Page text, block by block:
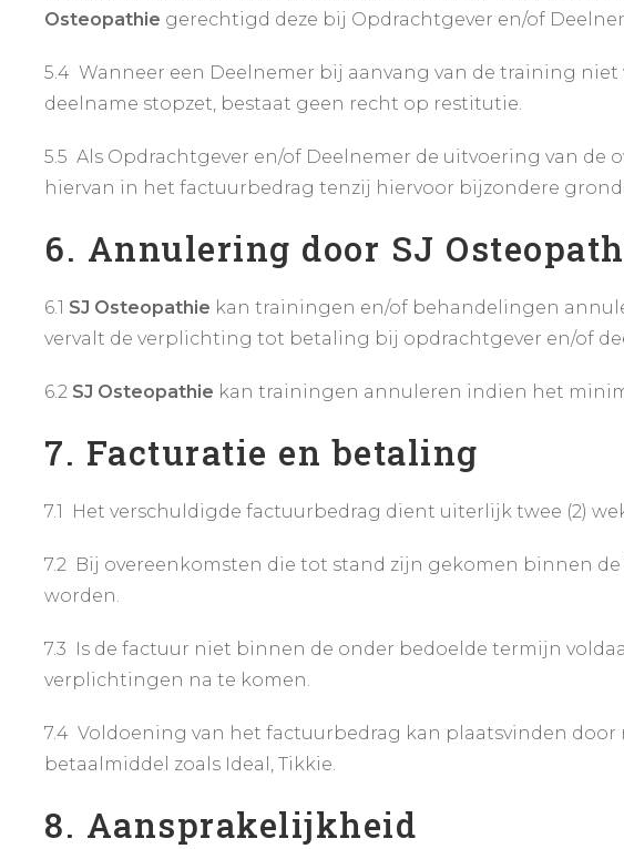
Osteopathie gerechtigd deze bij Opdrachtgever en/of
5.4 Wanneer een Deelnemer bij aanvang van de training
deelname stopzet, bestaat geen recht op restitutie.
5.5 Als Opdrachtgever en/of Deelnemer de uitvoering van
hiervan in het factuurbedrag tenzij hiervoor bijzondere
6. Annulering door SJ
6.1 SJ Osteopathie kan trainingen en/of behandelingen
vervalt de verplichting tot betaling bij opdrachtgever en/of
6.2 SJ Osteopathie kan trainingen annuleren indien het
7. Facturatie en betaling
7.1 Het verschuldigde factuurbedrag dient uiterlijk twee (2)
7.2 Bij overeenkomsten die tot stand zijn gekomen binnen
worden.
7.3 Is de factuur niet binnen de onder bedoelde termijn
verplichtingen na te komen.
7.4 Voldoening van het factuurbedrag kan plaatsvinden door
betaalmiddel zoals Ideal, Tikkie.
8. Aansprakelijkheid